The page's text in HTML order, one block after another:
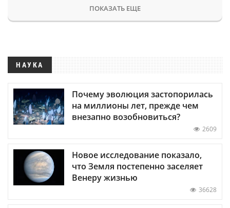
ПОКАЗАТЬ ЕЩЕ
НАУКА
Почему эволюция застопорилась
на миллионы лет, прежде чем
внезапно возобновиться?
2609
Новое исследование показало,
что Земля постепенно заселяет
Венеру жизнью
36628